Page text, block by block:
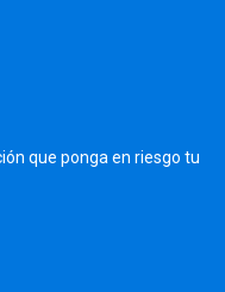
que ponga en riesgo tu